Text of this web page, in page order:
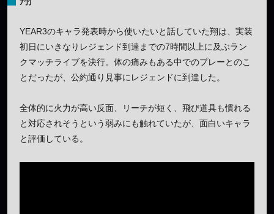
YEAR3のキャラ発表時から使いたいと話していた翔は、実装
初日にいきなりレジェンド到達までの7時間以上に及ぶラン
クマッチライブを決行。体の痛みもある中でのプレーとのこ
とだったが、公約通り見事にレジェンドに到達した。
全体的に火力が高い反面、リーチが短く、飛び道具も慣れる
と対応されそうという弱みにも触れていたが、面白いキャラ
と評価している。